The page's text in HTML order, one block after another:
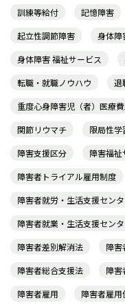
訓練等給付
記憶障害
起立性調節障害
身体障
身体障害 福祉サービス
転職・就職ノウハウ
退
重度心身障害児（者）医療
関節リウマチ
限局性
障害支援区分
障害福祉
障害者トライアル雇用制度
障害者就労・生活支援センタ
障害者就業・生活支援センタ
障害者差別解消法
障害
障害者総合支援法
障害
障害者雇用
障害者雇用